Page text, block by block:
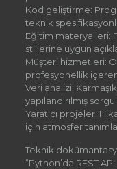
Kod geliştirme:
teknik
Eğitim materyalleri:
stillerine uygun
Müşteri hizmetleri:
profesyonellik
Veri analizi:
yapılandırılmış
Yaratıcı projeler:
için atmosfer
Teknik
“Python’da REST